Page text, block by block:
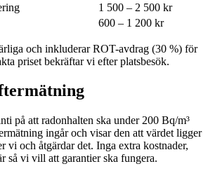
1 500 – 2 500 kr
600 – 1 200 kr
och inkluderar ROT-avdrag (30 %) för
priset bekräftar vi efter platsbesök.
på att radonhalten ska under 200 Bq/m³
ingår och visar den att värdet ligger
vi och åtgärdar det. Inga extra kostnader,
så vi vill att garantier ska fungera.